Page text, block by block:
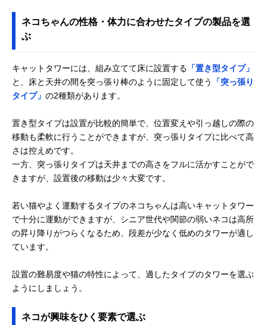
ネコちゃんの性格・体力に合わせたタイプの製品を選
ぶ
キャットタワーには、組み立てて床に設置する 「置き型タイプ」
と、床と天井の間を突っ張り棒のように固定して使う
「突っ張り
タイプ」 の2種類があります。
置き型タイプは設置が比較的簡単で、位置変えや引っ越しの際の
移動も柔軟に行うことができますが、突っ張りタイプに比べて高
さは控えめです。
一方、突っ張りタイプは天井までの高さをフルに活かすことがで
きますが、設置後の移動は少々大変です。
若い猫やよく運動するタイプのネコちゃんは高いキャットタワー
で十分に運動ができますが、シニア世代や関節の弱いネコは高所
の昇り降りがつらくなるため、段差が少なく低めのタワーが適し
ています。
設置の難易度や猫の特性によって、適したタイプのタワーを選ぶ
ようにしましょう。
ネコが興味をひく要素で選ぶ